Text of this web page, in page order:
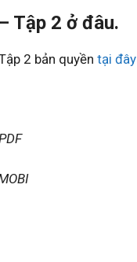
Tập 2 ở đâu.
2 bản quyền tại đây